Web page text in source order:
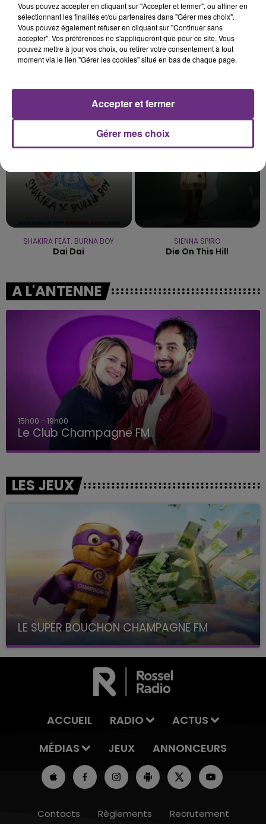
One Track Mind Over My Shoulder
8h28
8h28
SHAKIRA FEAT. BURNA BOY
Dai Dai
8h25
8h25
SIENNA SPIRO
Die On This Hill
A L'ANTENNE
15h00 - 19h00
Le Club Champagne FM
LES JEUX
LE SUPER BOUCHON CHAMPAGNE FM
avec La Famille Champagne FM, à 8H10
ACCUEIL RADIO
ACTUS
MÉDIAS
JEUX ANNONCEURS
Contacts Règlements Recrutement
Vous pouvez accepter en cliquant sur "Accepter et fermer", ou affiner en
sélectionnant les finalités et/ou partenaires dans "Gérer mes choix".
Vous pouvez également refuser en cliquant sur "Continuer sans
accepter". Vos préférences ne s'appliqueront que pour ce site. Vous
pouvez mettre à jour vos choix, ou retirer votre consentement à tout
moment via le lien "Gérer les cookies" situé en bas de chaque page.
Gérer mes choix
Accepter et fermer